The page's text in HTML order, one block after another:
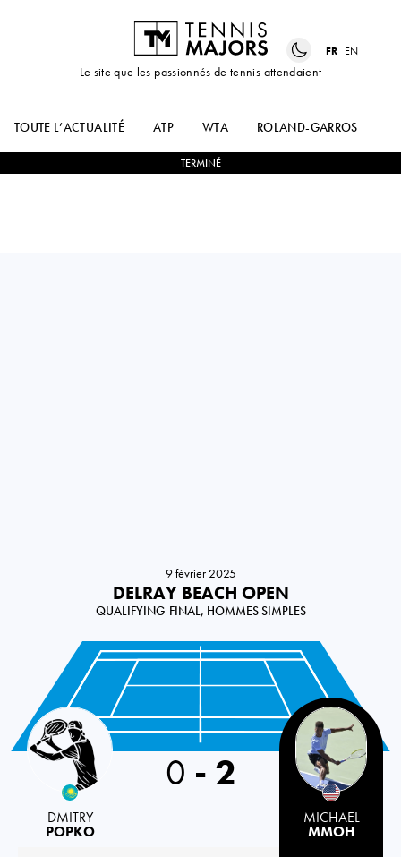
Le site que les passionnés de tennis attendaient
FR EN
TOUTE L’ACTUALITÉ ATP WTA ROLAND-GARROS
TERMINÉ
9 février 2025
DELRAY BEACH OPEN
QUALIFYING-FINAL, HOMMES SIMPLES
Kazakhstan
DMITRY
POPKO
0 - 2
MICHAEL
MMOH